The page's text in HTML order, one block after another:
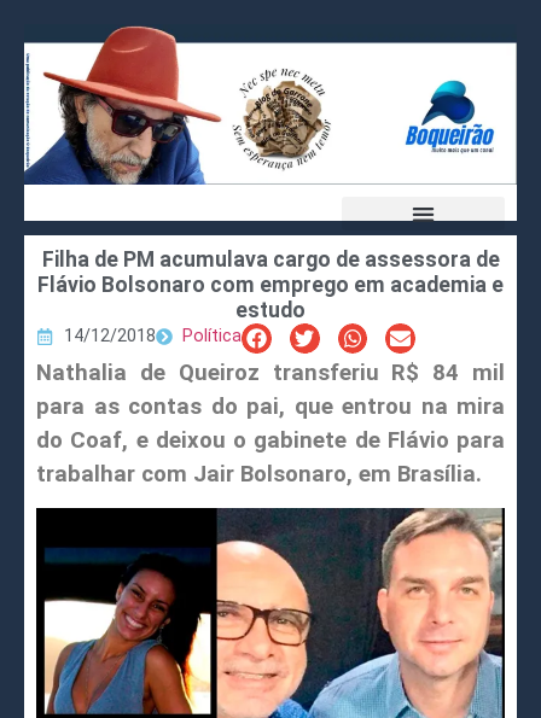
Filha de PM acumulava cargo de assessora de
Flávio Bolsonaro com emprego em academia e
estudo
14/12/2018 Política
Nathalia de Queiroz transferiu R$ 84 mil
para as contas do pai, que entrou na mira
do Coaf, e deixou o gabinete de Flávio para
trabalhar com Jair Bolsonaro, em Brasília.